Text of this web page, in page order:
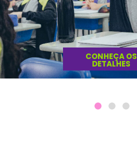
CONHEÇA OS
DETALHES